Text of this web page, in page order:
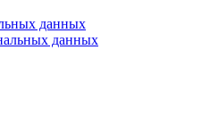
данных
данных